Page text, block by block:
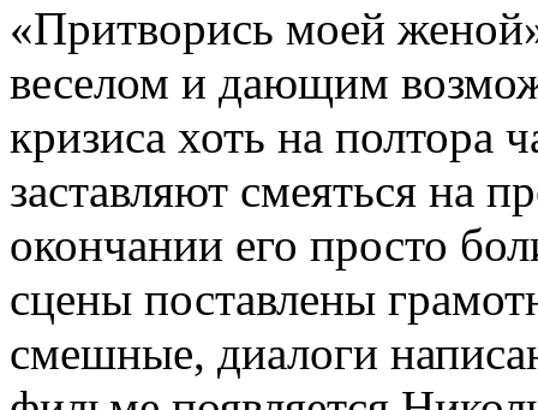
«Притворись моей
веселом и дающим
кризиса хоть на полтора
заставляют смеяться на
окончании его просто
сцены поставлены
смешные, диалоги